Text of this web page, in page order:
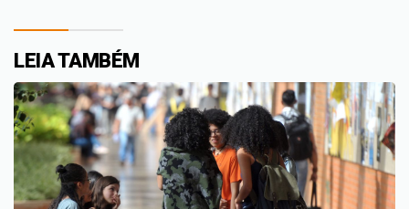
LEIA TAMBÉM